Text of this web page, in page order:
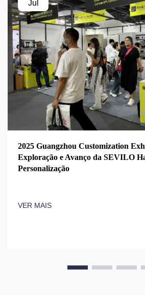
Jul
2025 Guangzhou Customization
Exploração e Avanço da SEVILO
Personalização
VER MAIS